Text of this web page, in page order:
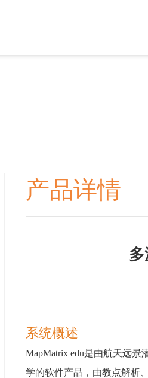
产品详情
系统概述
MapMatrix edu是由航天远
学的软件产品，由教点解析